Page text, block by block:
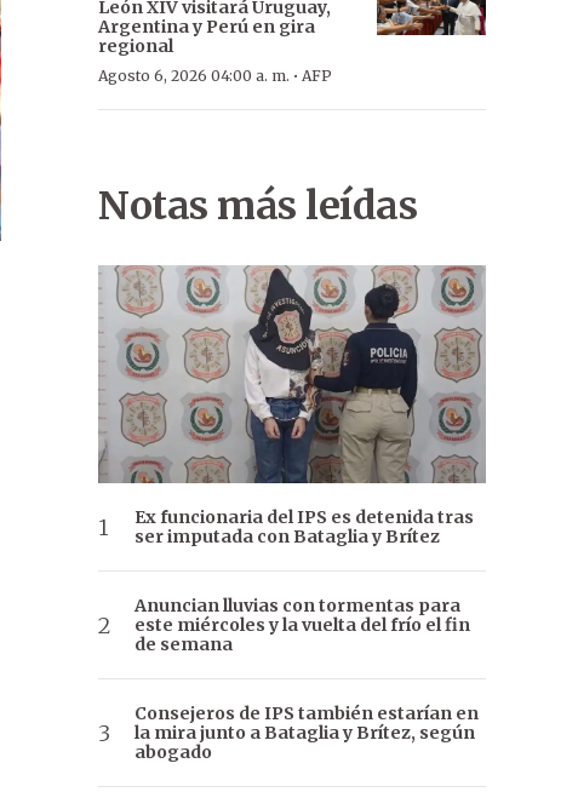
León XIV visitará Uruguay,
Argentina y Perú en gira
regional
Agosto 6, 2026 04:00 a. m. · AFP
Notas más leídas
Ex funcionaria del IPS es detenida tras
ser imputada con Bataglia y Brítez
Anuncian lluvias con tormentas para
este miércoles y la vuelta del frío el fin
de semana
Consejeros de IPS también estarían en
la mira junto a Bataglia y Brítez, según
abogado